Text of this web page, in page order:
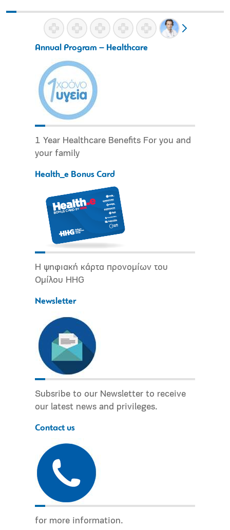
Annual Program – Healthcare
1 Year Healthcare Benefits For you and
your family
Health_e Bonus Card
Η ψηφιακή κάρτα προνομίων του
Ομίλου HHG
Newsletter
Subsribe to our Newsletter to receive
our latest news and privileges.
Contact us
for more information.